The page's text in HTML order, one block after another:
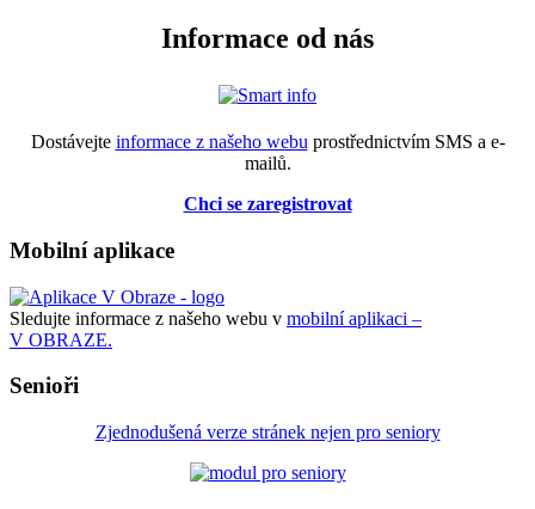
Informace od nás
Dostávejte informace z našeho webu prostřednictvím SMS a e-
mailů.
Chci se zaregistrovat
Mobilní aplikace
Sledujte informace z našeho webu v mobilní aplikaci –
V OBRAZE.
Senioři
Zjednodušená verze stránek nejen pro seniory